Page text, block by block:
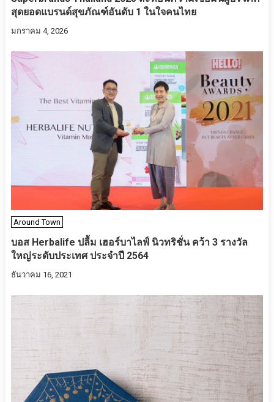
สุดยอดแบรนด์สุขภัณฑ์อันดับ 1 ในใจคนไทย
มกราคม 4, 2026
Around Town
บอส Herbalife ปลื้ม เฮอร์บาไลฟ์ นิวทริชั่น คว้า 3 รางวัล
ใหญ่ระดับประเทศ ประจำปี 2564
ธันวาคม 16, 2021